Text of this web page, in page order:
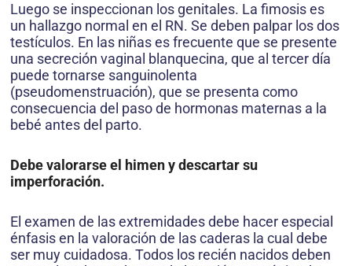
Luego se inspeccionan los genitales. La fimosis es
un hallazgo normal en el RN. Se deben palpar los dos
testículos. En las niñas es frecuente que se presente
una secreción vaginal blanquecina, que al tercer día
puede tornarse sanguinolenta
(pseudomenstruación), que se presenta como
consecuencia del paso de hormonas maternas a la
bebé antes del parto.
Debe valorarse el himen y descartar su
imperforación.
El examen de las extremidades debe hacer especial
énfasis en la valoración de las caderas la cual debe
ser muy cuidadosa. Todos los recién nacidos deben